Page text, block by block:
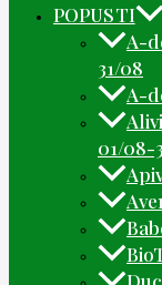
POPUSTI
A-
31/08
A-
01/08-